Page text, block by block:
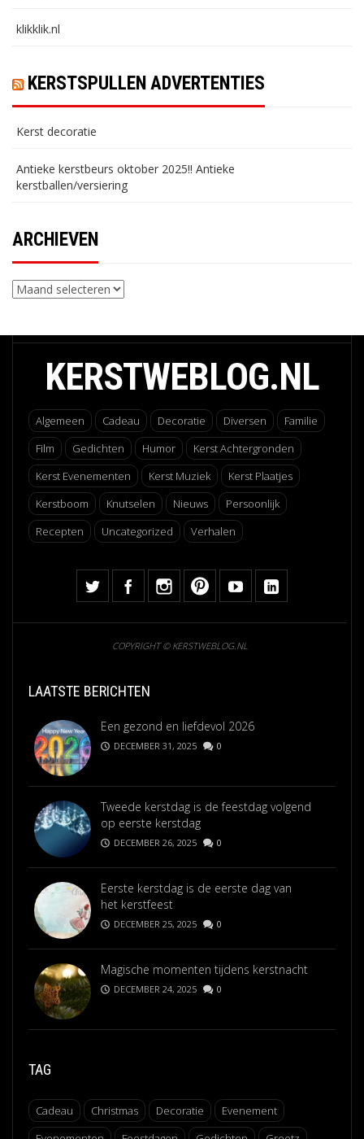
klikklik.nl
KERSTSPULLEN ADVERTENTIES
Kerst decoratie
Antieke kerstbeurs oktober 2025!! Antieke
kerstballen/versiering
ARCHIEVEN
Archieven
KERSTWEBLOG.NL
Algemeen Cadeau Decoratie Diversen
Familie
Film
Gedichten Humor
Kerst Achtergronden
Kerst Evenementen
Kerst Muziek
Kerst Plaatjes
Kerstboom
Knutselen Nieuws
Persoonlijk
Recepten
Uncategorized Verhalen
COPYRIGHT © KERSTWEBLOG.NL
LAATSTE BERICHTEN
Een gezond en liefdevol 2026
DECEMBER 31, 2025 0
Tweede kerstdag is de feestdag volgend
op eerste kerstdag
DECEMBER 26, 2025 0
Eerste kerstdag is de eerste dag van
het kerstfeest
DECEMBER 25, 2025 0
Magische momenten tijdens kerstnacht
DECEMBER 24, 2025 0
TAG
Cadeau Christmas Decoratie
Evenement